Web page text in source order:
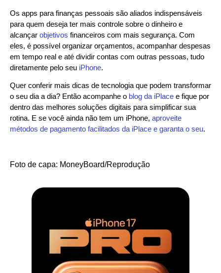
Os apps para finanças pessoais são aliados indispensáveis
para quem deseja ter mais controle sobre o dinheiro e
alcançar objetivos financeiros com mais segurança. Com
eles, é possível organizar orçamentos, acompanhar despesas
em tempo real e até dividir contas com outras pessoas, tudo
diretamente pelo seu iPhone.
Quer conferir mais dicas de tecnologia que podem transformar
o seu dia a dia? Então acompanhe o blog da iPlace e fique por
dentro das melhores soluções digitais para simplificar sua
rotina. E se você ainda não tem um iPhone, aproveite
métodos de pagamento facilitados da iPlace e garanta o seu.
Foto de capa: MoneyBoard/Reprodução